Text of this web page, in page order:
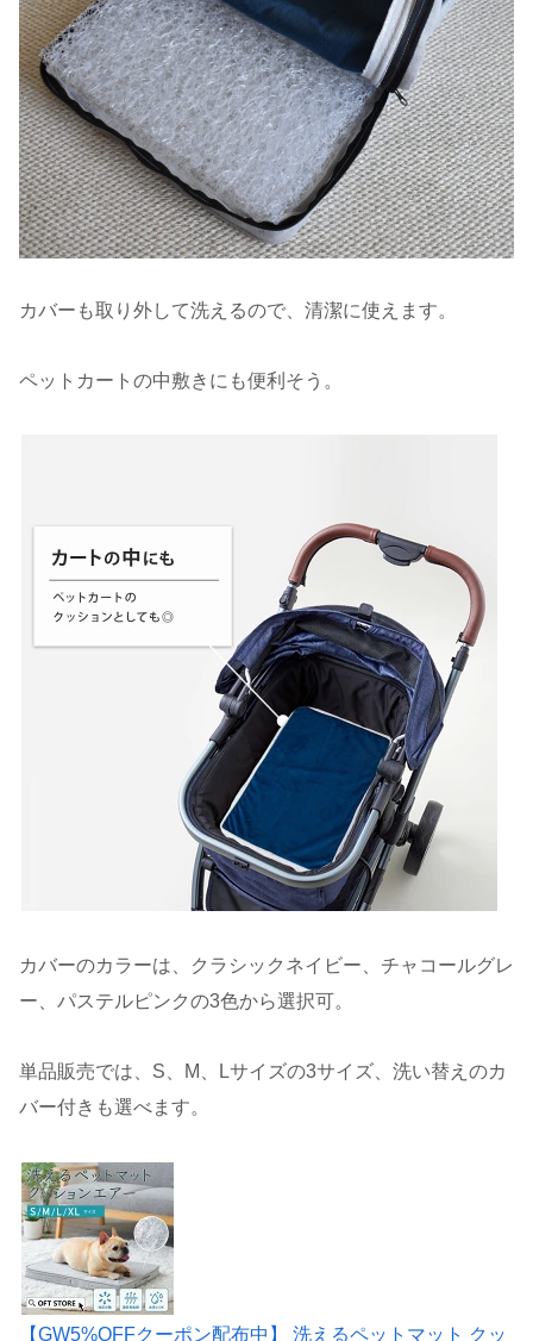
カバーも取り外して洗えるので、清潔に使えます。
ペットカートの中敷きにも便利そう。
カバーのカラーは、クラシックネイビー、チャコールグレ
ー、パステルピンクの3色から選択可。
単品販売では、S、M、Lサイズの3サイズ、洗い替えのカ
バー付きも選べます。
【GW5%OFFクーポン配布中】 洗えるペットマット クッ